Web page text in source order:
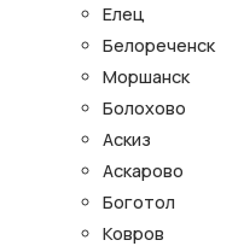
Елец
Белореченск
Моршанск
Болохово
Аскиз
Аскарово
Боготол
Ковров